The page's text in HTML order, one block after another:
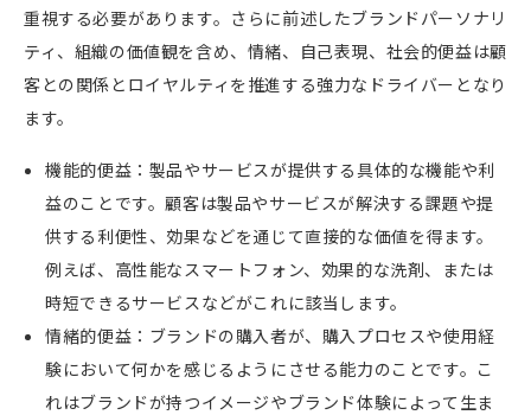
重視する必要があります。さらに前述したブランドパーソナリ
ティ、組織の価値観を含め、情緒、自己表現、社会的便益は顧
客との関係とロイヤルティを推進する強力なドライバーとなり
ます。
機能的便益： 製品やサービスが提供する具体的な機能や利
益のことです。顧客は製品やサービスが解決する課題や提
供する利便性、効果などを通じて直接的な価値を得ます。
例えば、高性能なスマートフォン、効果的な洗剤、または
時短できるサービスなどがこれに該当します。
情緒的便益：ブランドの購入者が、購入プロセスや使用経
験において何かを感じるようにさせる能力のことです。 こ
れはブランドが持つイメージやブランド体験によって生ま